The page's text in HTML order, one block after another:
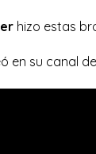
hizo estas
en su canal de